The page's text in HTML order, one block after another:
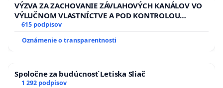
VÝZVA ZA ZACHOVANIE ZÁVLAHOVÝCH KANÁLOV VO
VÝLUČNOM VLASTNÍCTVE A POD KONTROLOU
SLOVENSKEJ REPUBLIKY & žiadosť na riešenie
zanedbaného stavu závlahových a odvodňovacích
kanálov na Slovensku
615 podpisov
Oznámenie o transparentnosti
Spoločne za budúcnosť Letiska Sliač
1 292 podpisov